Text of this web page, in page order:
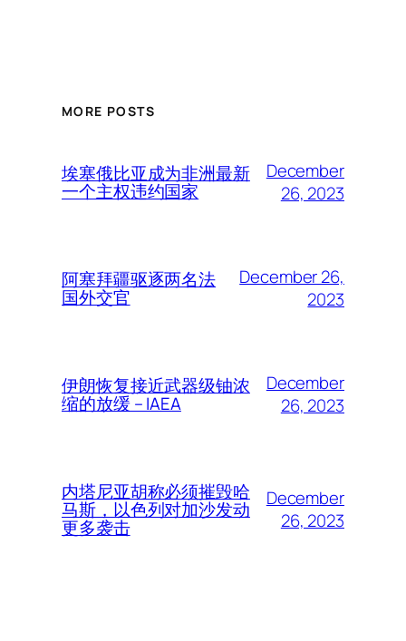
MORE POSTS
埃塞俄比亚成为非洲最新
一个主权违约国家
December
26, 2023
阿塞拜疆驱逐两名法
国外交官
December 26,
2023
伊朗恢复接近武器级铀浓
缩的放缓 – IAEA
December
26, 2023
内塔尼亚胡称必须摧毁哈
马斯，以色列对加沙发动
更多袭击
December
26, 2023